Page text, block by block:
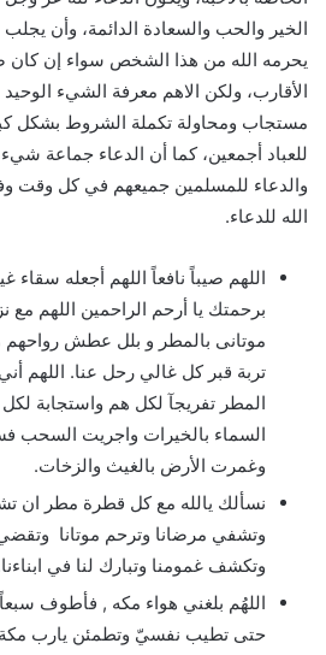
الخير والحب والسعادة الدائمة، وأن يجلب
يحرمه الله من هذا الشخص سواء إن كان
الأقارب، ولكن الاهم معرفة الشيء
مستجاب ومحاولة تكملة الشروط بشكل
للعباد أجمعين، كما أن الدعاء جماعة
والدعاء للمسلمين جميعهم في كل
الله للدعاء.
اللهم صيباً نافعاً اللهم أجعله
برحمتك يا أرحم الراحمين اللهم
موتانى بالمطر و بلل عطش رواحهم
تربة قبر كل غالي رحل عنا. اللهم
المطر تفريجآ لكل هم واستجابة
السماء بالخيرات واجريت السحب
وغمرت الأرض بالغيث والزخات.
نسألك يالله مع كل قطرة مطر ان
وتشفي مرضانا وترحم موتانا وتقضي
وتكشف غمومنا وتبارك لنا في
اللهُم بلغني هواء مكه , فأطوف
حتى تطيب نفسيّ وتطمئن يارب مكة